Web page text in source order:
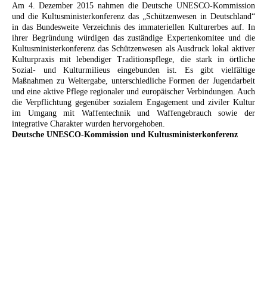
Am 4. Dezember 2015 nahmen die Deutsche UNESCO-Kommission
und die Kultusministerkonferenz das „Schützenwesen in Deutschland“
in das Bundesweite Verzeichnis des immateriellen Kulturerbes auf. In
ihrer Begründung würdigen das zuständige Expertenkomitee und die
Kultusministerkonferenz das Schützenwesen als Ausdruck lokal aktiver
Kulturpraxis mit lebendiger Traditionspflege, die stark in örtliche
Sozial- und Kulturmilieus eingebunden ist. Es gibt vielfältige
Maßnahmen zu Weitergabe, unterschiedliche Formen der Jugendarbeit
und eine aktive Pflege regionaler und europäischer Verbindungen. Auch
die Verpflichtung gegenüber sozialem Engagement und ziviler Kultur
im Umgang mit Waffentechnik und Waffengebrauch sowie der
integrative Charakter wurden hervorgehoben.
Deutsche UNESCO-Kommission und Kultusministerkonferenz